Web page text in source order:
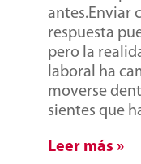
antes.Enviar
respuesta
pero la
laboral ha
moverse
sientes que
Leer más »